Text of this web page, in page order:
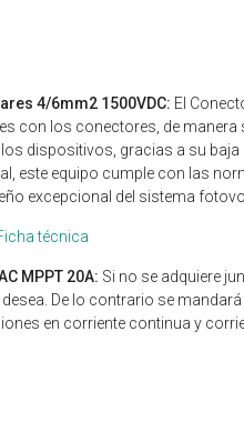
4/6mm2 1500VDC: El
con los conectores, de manera
dispositivos, gracias a su
este equipo cumple con las
excepcional del sistema
técnica
MPPT 20A: Si no se adquiere
De lo contrario se
en corriente continua y